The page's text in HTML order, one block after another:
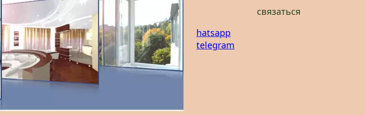
связаться
hatsapp
telegram